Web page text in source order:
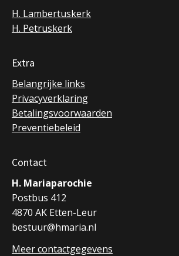
H. Lambertuskerk
H. Petruskerk
Extra
Belangrijke links
Privacyverklaring
Betalingsvoorwaarden
Preventiebeleid
Contact
H. Mariaparochie
Postbus 412
4870 AK Etten-Leur
bestuur@hmaria.nl
Meer contactgegevens